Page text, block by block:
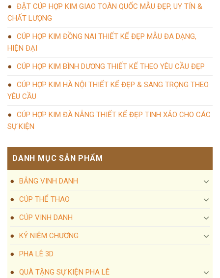
ĐẶT CÚP HỢP KIM GIAO TOÀN QUỐC MẪU ĐẸP, UY TÍN &
CHẤT LƯỢNG
CÚP HỢP KIM ĐỒNG NAI THIẾT KẾ ĐẸP MẪU ĐA DẠNG,
HIỆN ĐẠI
CÚP HỢP KIM BÌNH DƯƠNG THIẾT KẾ THEO YÊU CẦU ĐẸP
CÚP HỢP KIM HÀ NỘI THIẾT KẾ ĐẸP & SANG TRỌNG THEO
YÊU CẦU
CÚP HỢP KIM ĐÀ NẴNG THIẾT KẾ ĐẸP TINH XẢO CHO CÁC
SỰ KIỆN
DANH MỤC SẢN PHẨM
BẢNG VINH DANH
CÚP THỂ THAO
CÚP VINH DANH
KỶ NIỆM CHƯƠNG
PHA LÊ 3D
QUÀ TẶNG SỰ KIỆN PHA LÊ